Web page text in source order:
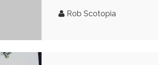
Rob Scotopia